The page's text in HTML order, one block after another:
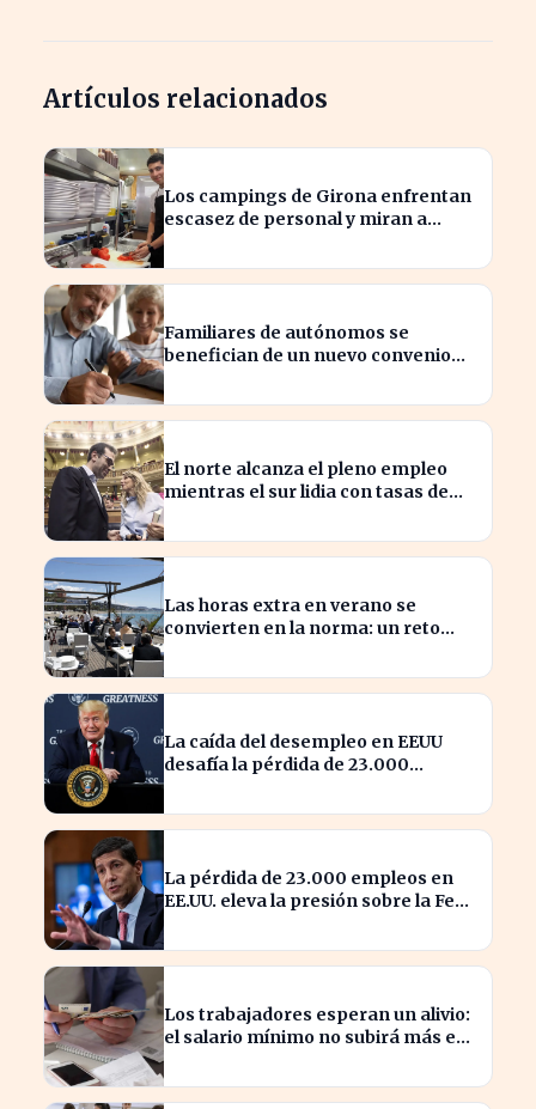
Artículos relacionados
Los campings de Girona enfrentan
escasez de personal y miran a
Familiares de autónomos se
benefician de un nuevo convenio
El norte alcanza el pleno empleo
mientras el sur lidia con tasas de
Las horas extra en verano se
convierten en la norma: un reto
La caída del desempleo en EEUU
desafía la pérdida de 23.000
La pérdida de 23.000 empleos en
EE.UU. eleva la presión sobre la Fed
Los trabajadores esperan un alivio:
el salario mínimo no subirá más en